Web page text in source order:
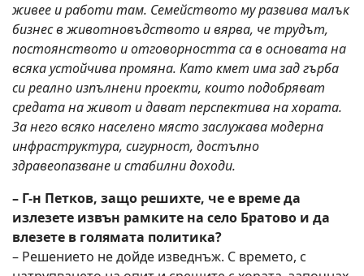
живее и работи там. Семейството му развива малък
бизнес в животновъдството и вярва, че трудът,
постоянството и отговорността са в основата на
всяка устойчива промяна. Като кмет има зад гърба
си реално изпълнени проекти, които подобряват
средата на живот и дават перспектива на хората.
За него всяко населено място заслужава модерна
инфраструктура, сигурност, достъпно
здравеопазване и стабилни доходи.
– Г-н Петков, защо решихте, че е време да
излезете извън рамките на село Братово и да
влезете в голямата политика?
– Решението не дойде изведнъж. С времето, с